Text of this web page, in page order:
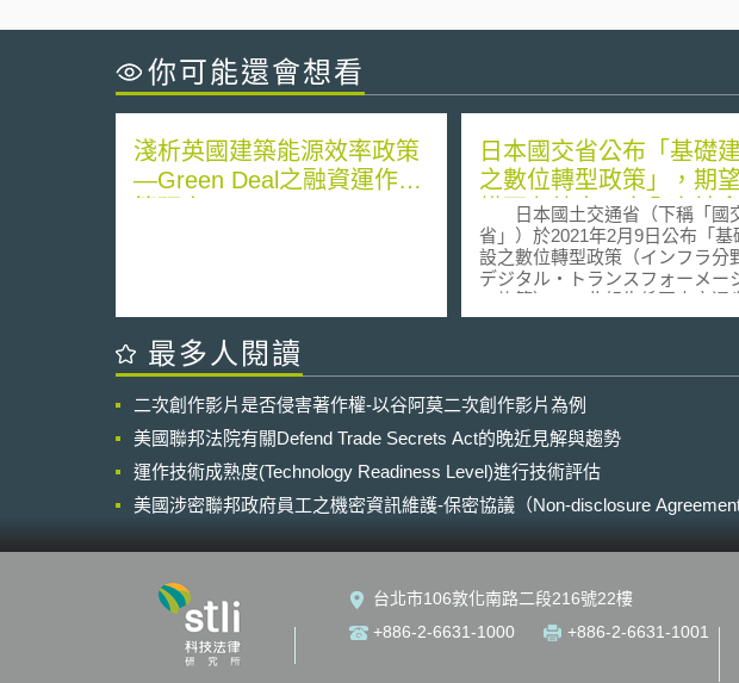
你可能還會想看
淺析英國建築能源效率政策
—Green Deal之融資運作政
日本國交省公布「基礎
之數位轉型政策」，期
構更有效率、安全之社會
境
日本國土交通省（下稱「國
省」）於2021年2月9日公布「基
設之數位轉型政策（インフラ分
デジタル・トランスフォーメー
ン施策）」。此報告係國土交通
礎設施DX推進本部（国土交通
策實施主要分為四個面向：第一
強調透過行政程序數位化及網路
藉以提升效率並加強管理效能，
提供運用數位生活中各項服務，
加生活之便利與安全。第二部分
為實現安全與舒適之勞動環境，
器人，使施工作業與技術建設達
習效率以培育相關人才。第三部
焦於調查、監督檢查領域，如公
鐵路、河川及機場之檢修，利用
分析與自動化機械提升日常管理
最多人閱讀
二次創作影片是否侵害著作權-以谷阿莫二次創作影片為例
美國聯邦法院有關Defend Trade Secrets Act的晚近見解與趨勢
運作技術成熟度(Technology Readiness Level)進行技術評估
美國涉密聯邦政府員工之機密資訊維護-保密協議（Non-disclosure
台北市106敦化南路二段216號22樓
+886-2-6631-1000
+886-2-6631-1001